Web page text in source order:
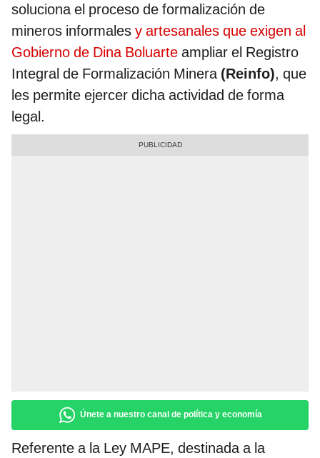
soluciona el proceso de formalización de
mineros informales y artesanales que exigen al
Gobierno de Dina Boluarte ampliar el Registro
Integral de Formalización Minera (Reinfo), que
les permite ejercer dicha actividad de forma
legal.
Únete a nuestro canal de política y economía
Referente a la Ley MAPE, destinada a la